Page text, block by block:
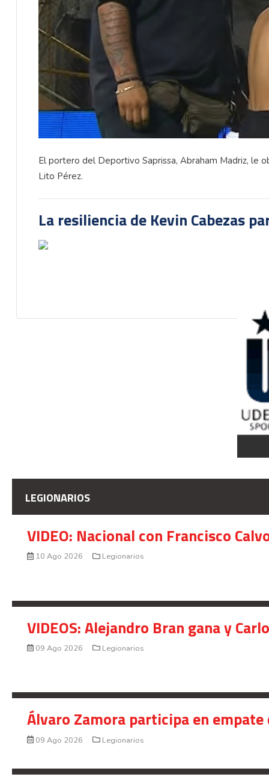
El portero del Deportivo Saprissa, Abraham Madriz, le
Lito Pérez.
La resiliencia de Kevin Cabezas
LEGIONARIOS
VIDEO: Nacional con Francisco
10 Ago 2026 Legionarios
VIDEOS: Alejandro Bran gana y
09 Ago 2026 Legionarios
Álvaro Zamora participa en
09 Ago 2026 Legionarios